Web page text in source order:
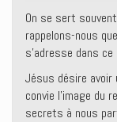
On se sert
rappelons-nous
s’adresse dans
Jésus désire avoir
convie l’image du
secrets à nous